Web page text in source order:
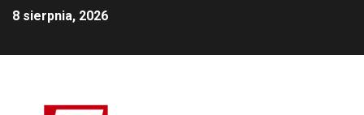
8 sierpnia, 2026